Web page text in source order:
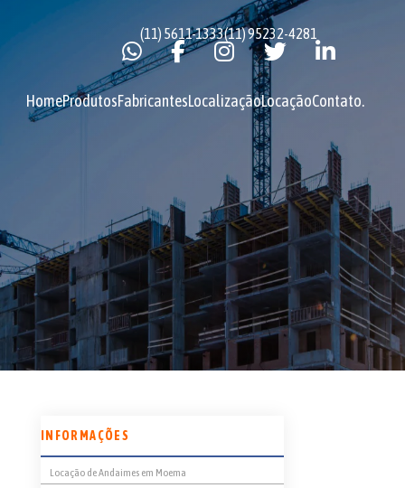
(11) 5611-1333(11) 95232-4281
HomeProdutosFabricantesLocalizaçãoLocaçãoContato.
INFORMAÇÕES
Locação de Andaimes em Moema